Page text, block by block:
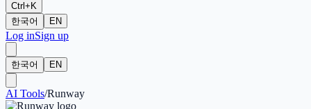
Ctrl+K
한국어
EN
Log inSign up
한국어 EN
AI Tools/Runway